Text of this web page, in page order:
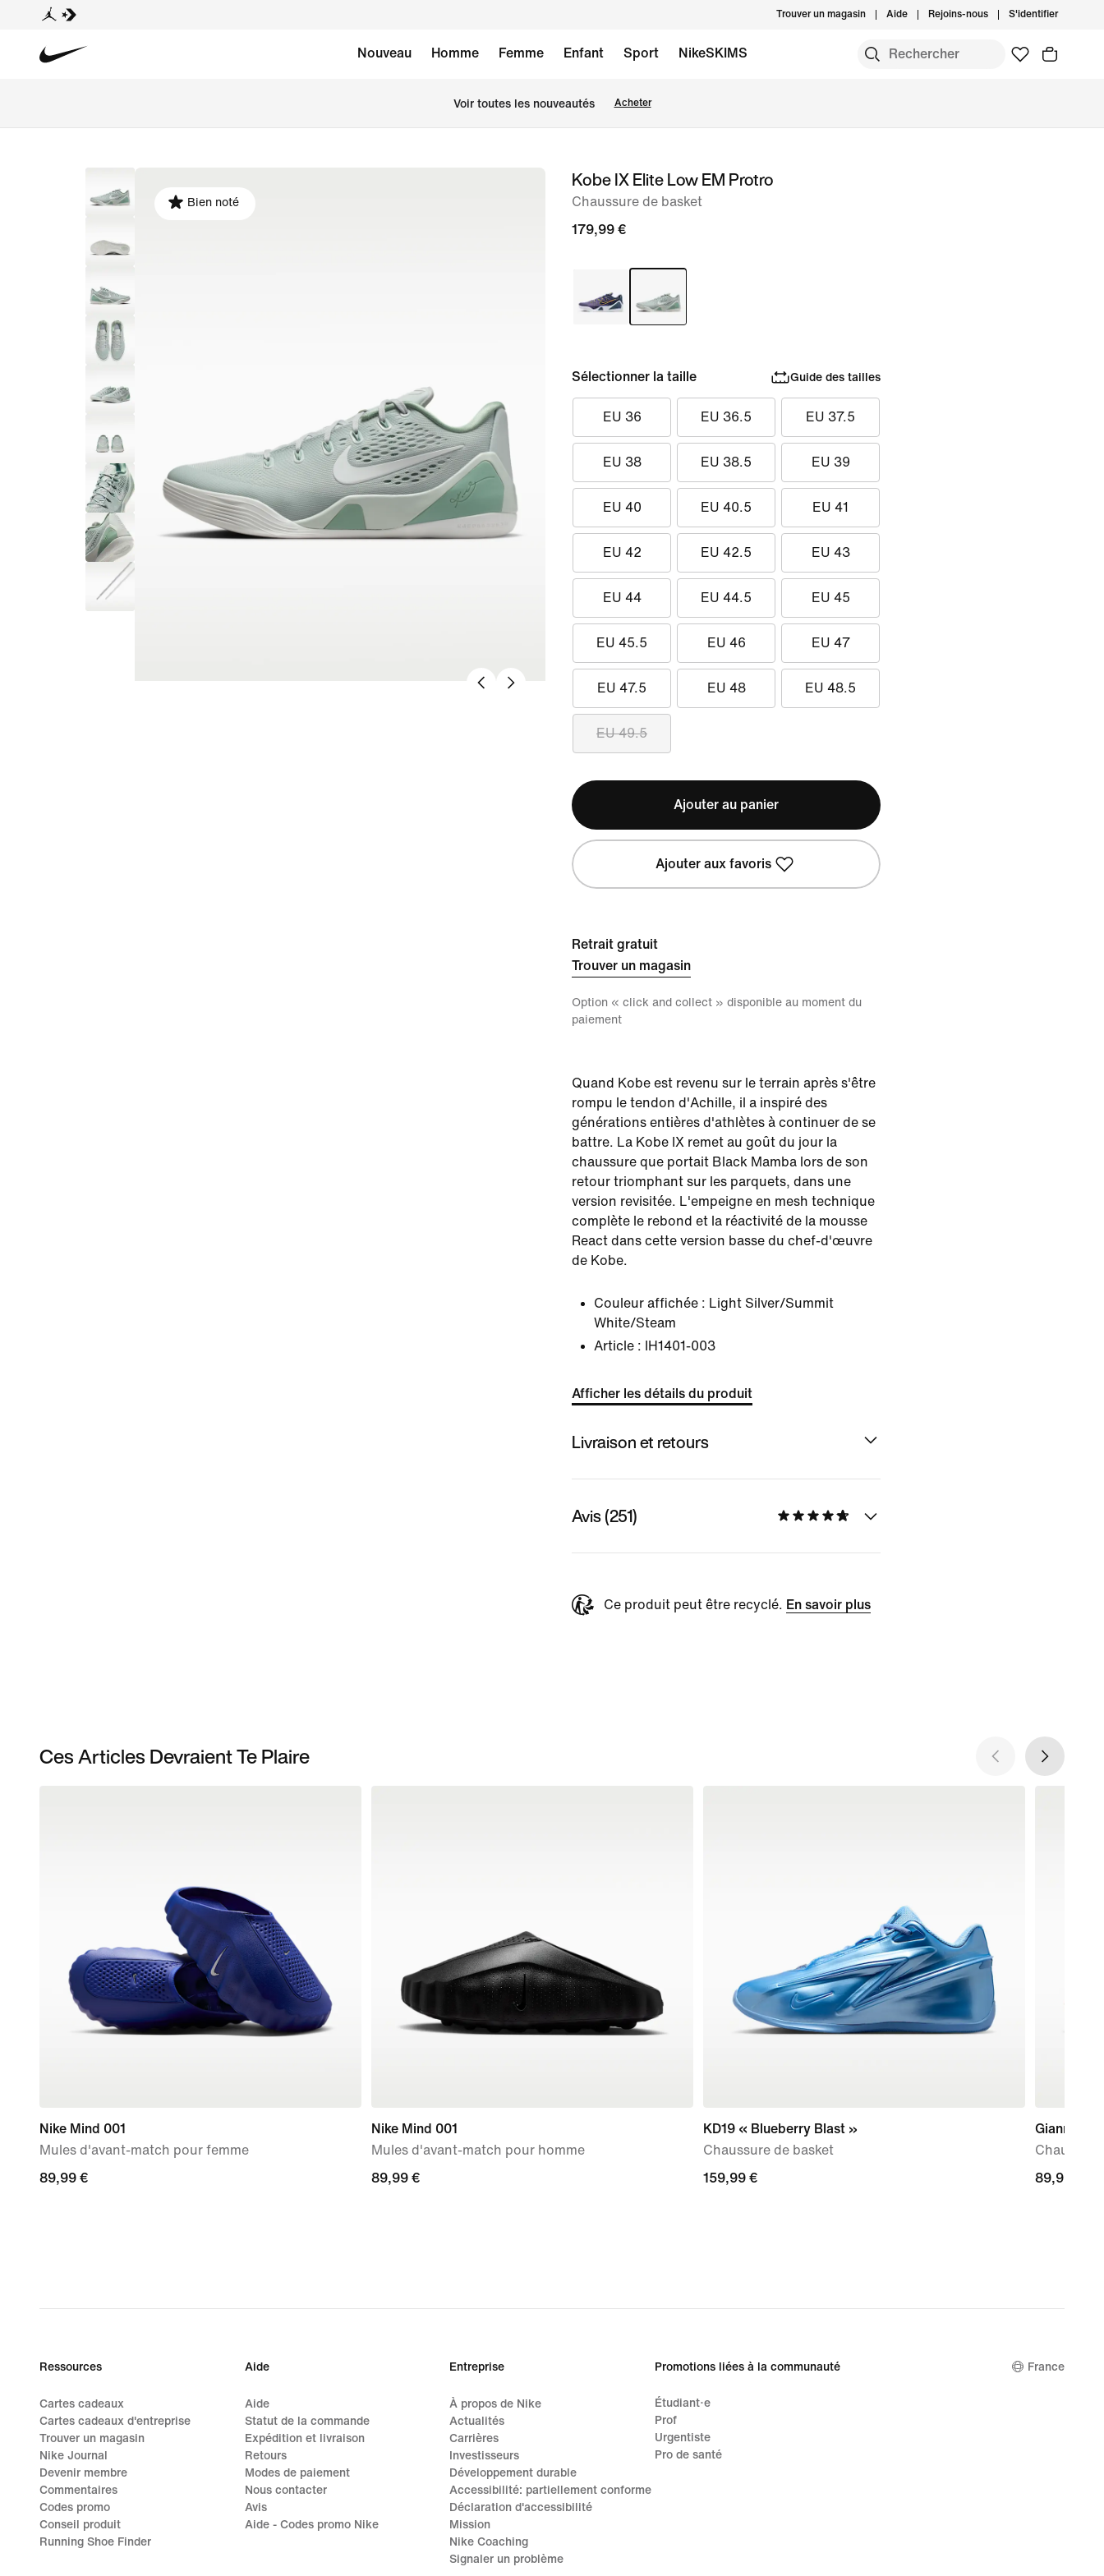
Trouver un magasin Aide Rejoins-nous S'identifier
Nouveau Homme Femme Enfant Sport NikeSKIMS
Voir toutes les nouveautés Acheter
image 1
Bien noté
Kobe IX Elite Low EM Protro
Chaussure de basket
179,99 €
Sélectionner la taille Guide des tailles
EU 36 EU 36.5 EU 37.5
EU 38 EU 38.5 EU 39
EU 40 EU 40.5 EU 41
EU 42 EU 42.5 EU 43
EU 44 EU 44.5 EU 45
EU 45.5 EU 46 EU 47
EU 47.5 EU 48 EU 48.5
EU 49.5
Ajouter au panier
Ajouter aux favoris
Retrait gratuit
Trouver un magasin
Option « click and collect » disponible au moment du
paiement
Quand Kobe est revenu sur le terrain après s'être
rompu le tendon d'Achille, il a inspiré des
générations entières d'athlètes à continuer de se
battre. La Kobe IX remet au goût du jour la
chaussure que portait Black Mamba lors de son
retour triomphant sur les parquets, dans une
version revisitée. L'empeigne en mesh technique
complète le rebond et la réactivité de la mousse
React dans cette version basse du chef-d'œuvre
de Kobe.
Couleur affichée : Light Silver/Summit
White/Steam
Article :
IH1401-003
Afficher les détails du produit
Livraison et retours
Avis (251)
Ce produit peut être recyclé. En savoir plus
Ces Articles Devraient Te Plaire
Nike Mind 001
Mules d'avant-match pour femme
89,99 €
89,99 €
Nike Mind 001
Mules d'avant-match pour homme
89,99 €
89,99 €
KD19 « Blueberry Blast »
Chaussure de basket
159,99 €
159,99 €
Giannis
89,99 €
89,99 €
Ressources
Cartes cadeaux
Cartes cadeaux d'entreprise
Trouver un magasin
Nike Journal
Devenir membre
Commentaires
Codes promo
Conseil produit
Running Shoe Finder
Aide
Aide
Statut de la commande
Expédition et livraison
Retours
Modes de paiement
Nous contacter
Avis
Aide - Codes promo Nike
Entreprise
À propos de Nike
Actualités
Carrières
Investisseurs
Développement durable
Accessibilité: partiellement conforme
Déclaration d'accessibilité
Mission
Nike Coaching
Signaler un problème
Promotions liées à la communauté
Étudiant·e
Prof
Urgentiste
Pro de santé
France